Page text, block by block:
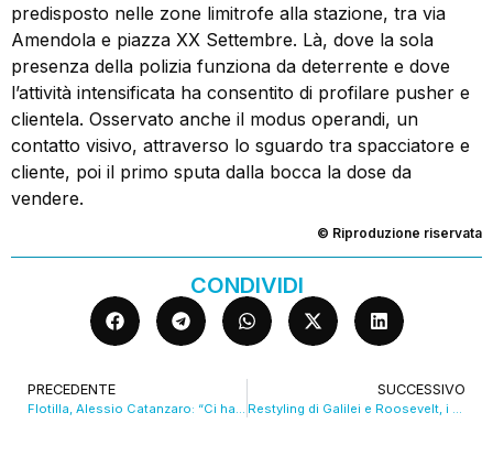
predisposto nelle zone limitrofe alla stazione, tra via
Amendola e piazza XX Settembre. Là, dove la sola
presenza della polizia funziona da deterrente e dove
l’attività intensificata ha consentito di profilare pusher e
clientela. Osservato anche il modus operandi, un
contatto visivo, attraverso lo sguardo tra spacciatore e
cliente, poi il primo sputa dalla bocca la dose da
vendere.
© Riproduzione riservata
CONDIVIDI
PRECEDENTE
Flotilla, Alessio Catanzaro: “Ci hanno tenuto in una nave lager”. Video
SUCCESSIVO
Restyling di Galilei e Roosevelt, i progetti delle nuove piazze. VIDEO